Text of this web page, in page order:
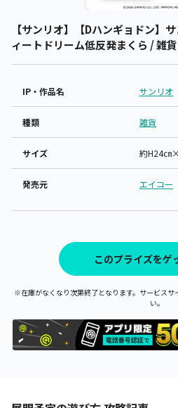
【サンリオ】【Dハンギョドン】
ィートドリーム低反発まくら / 雑
IP・作品名 サンリオ
種類 雑貨
サイズ 約H24㎝
発売元 エイコー
このプライズをゲ
※在庫がなくなり次第終了となります。サービスサ
い。